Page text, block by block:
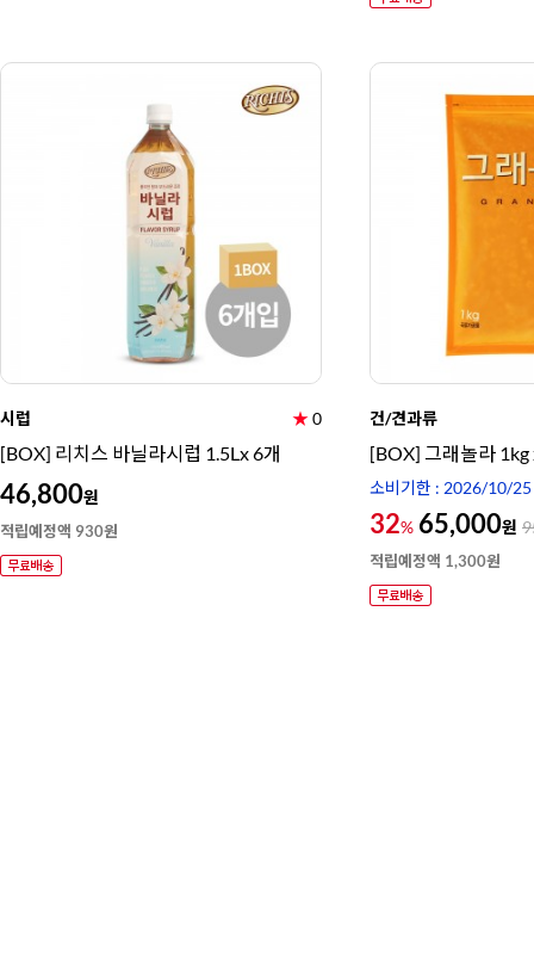
시럽 ★0
[BOX] 리치스 바닐라시럽 1.5Lx 6개
46,800원
적립예정액 930원
건/견과류
[BOX] 그래놀라 1kg
소비기한 : 2026/10/25
32% 65,000원
적립예정액 1,300원